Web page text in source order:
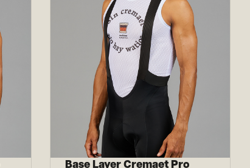
Base Layer Cremaet Pro